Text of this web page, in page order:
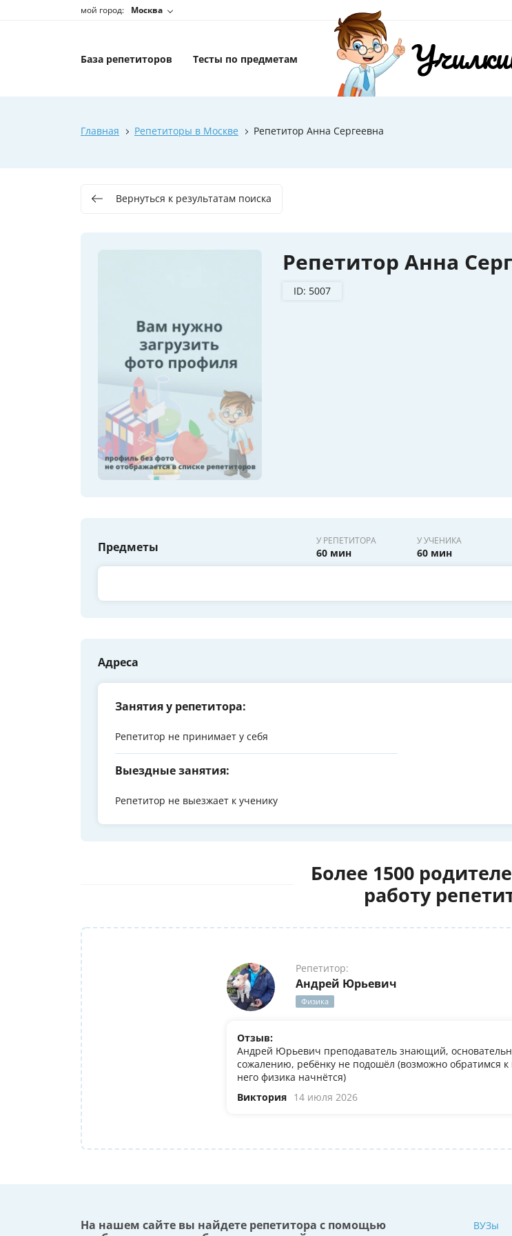
мой город: Москва
База репетиторов Тесты по предметам
Главная Репетиторы в Москве Репетитор Анна Сергеевна
Вернуться к результатам поиска
Репетитор Анна
ID: 5007
Предметы У РЕПЕТИТОРА
60 мин
У УЧЕНИКА
60 мин
Адреса
Занятия у репетитора:
Репетитор не принимает у себя
Выездные занятия:
Репетитор не выезжает к ученику
Более 1500
работу
Репетитор:
Андрей Юрьевич
Физика
Отзыв:
Андрей Юрьевич преподаватель знающий,
сожалению, ребёнку не подошёл (возможно обратимся
него физика начнётся)
Виктория 14 июля 2026
На нашем сайте вы найдете репетитора с помощью
ВУЗы